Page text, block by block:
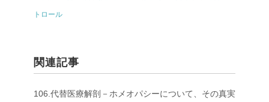
トロール
関連記事
106.代替医療解剖－ホメオパシーについて、その真実